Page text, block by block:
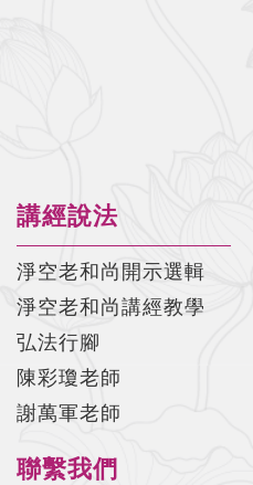
太上感應篇菁華#033 陳彩瓊老師
太上感應篇菁華#034 陳彩瓊老師
太上感應篇菁華#036 陳彩瓊老師
太上感應篇菁華#037 陳彩瓊老師
太上感應篇菁華#038 陳彩瓊老師
太上感應篇菁華#039 陳彩瓊老師
講經說法
淨空老和尚開示選輯
淨空老和尚講經教學
弘法行腳
陳彩瓊老師
謝萬軍老師
聯繫我們